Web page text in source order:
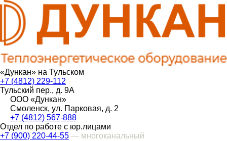
«Дункан» на Тульском
+7 (4812) 229-112
Тульский пер., д. 9А
ООО «Дункан»
Смоленск, ул. Парковая, д. 2
+7 (4812) 567-888
Отдел по работе с юр.лицами
+7 (900) 220-44-55 — многоканальный